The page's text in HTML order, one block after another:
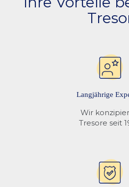
Langjährige
Wir
Tresore seit